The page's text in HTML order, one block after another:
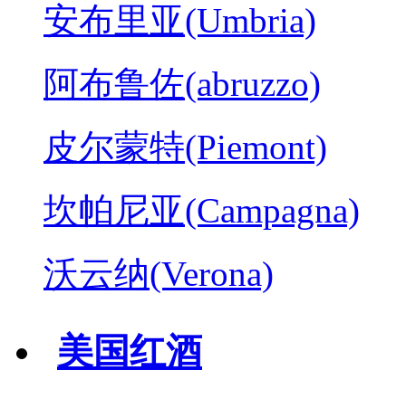
安布里亚(Umbria)
阿布鲁佐(abruzzo)
皮尔蒙特(Piemont)
坎帕尼亚(Campagna)
沃云纳(Verona)
美国红酒